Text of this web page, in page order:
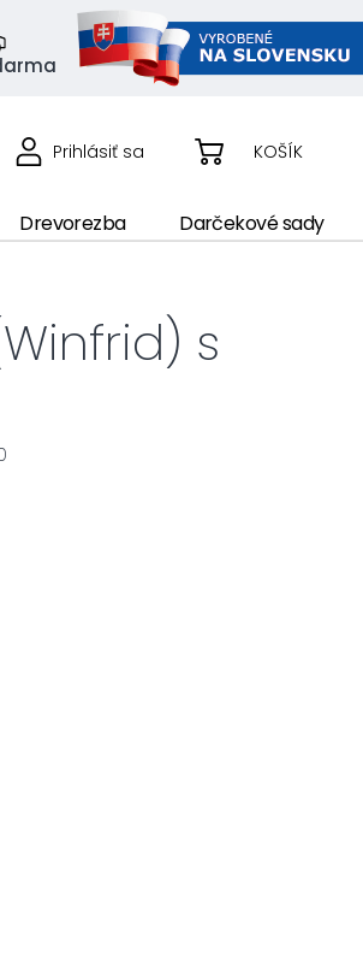
Prihlásiť sa KOŠÍK
Drevorezba
Darčekové sady
s